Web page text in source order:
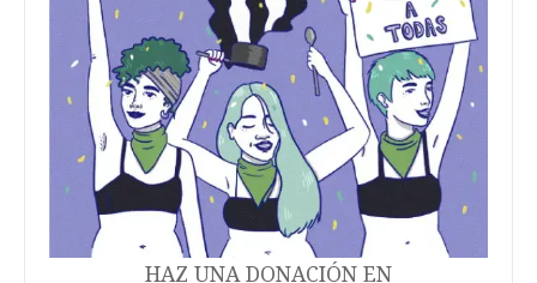
HAZ UNA DONACIÓN EN